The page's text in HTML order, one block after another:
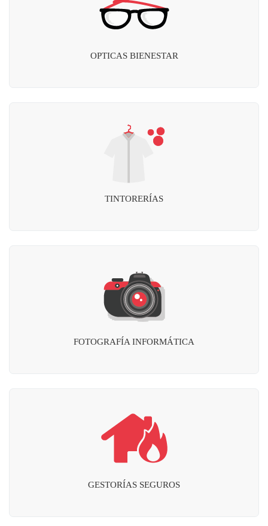
OPTICAS BIENESTAR
TINTORERÍAS
FOTOGRAFÍA INFORMÁTICA
GESTORÍAS SEGUROS